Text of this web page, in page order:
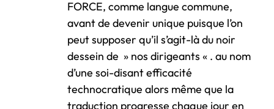
FORCE, comme langue commune,
avant de devenir unique puisque l’on
peut supposer qu’il s’agit-là du noir
dessein de » nos dirigeants « . au nom
d’une soi-disant efficacité
technocratique alors même que la
traduction progresse chaque jour en